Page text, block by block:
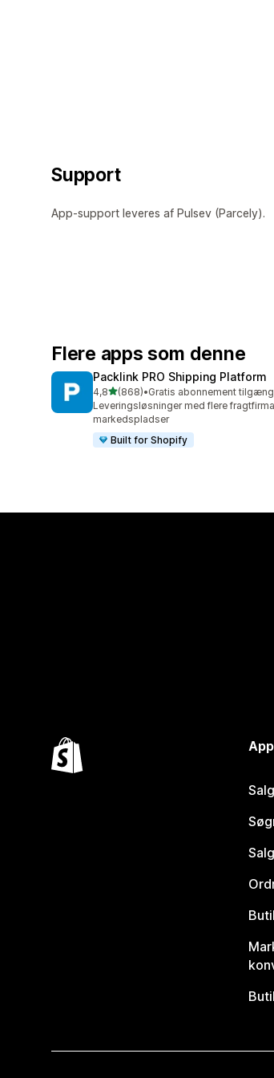
Support
App-support leveres af Pulsev (Parcely).
Flere apps som denne
Packlink PRO Shipping Platform
4,8ud af 5 stjerner
(868)
868 anmeldelser i alt
•Gratis abonnement
Leveringsløsninger med flere
markedspladser
Built for Shopify